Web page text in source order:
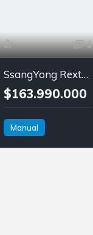
1
SsangYong Rexton Sports
$163.990.000
Manual